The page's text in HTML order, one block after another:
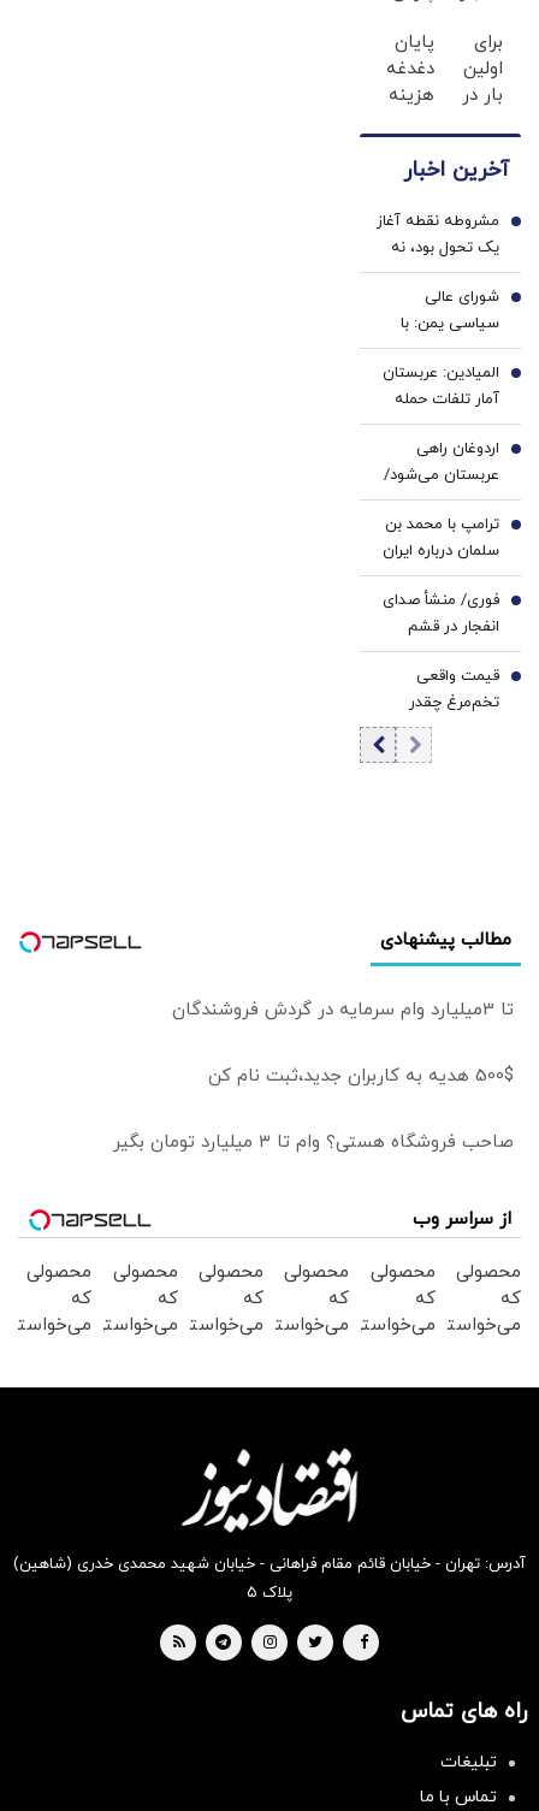
طلا |
بدون
ضامن
فروش
داری؟
اینجا
برای
اولین
بار در
این
کرم
ترمیم
کننده
23
روزه
ساخت!
پایان
دغدغه
هزینه
پزشکی
سفید
کننده
خانگی
آخرین اخبار
مشروطه نقطه آغاز
یک تحول بود، نه
پایان | تجربه
خواست تجدد با
عقل عقلایی |
مشروطه ایرانی
تقلید از غرب نبود
1
شورای عالی
سیاسی یمن: با
محاصره و تشدید
تنش، مقابله به
مثل می‌کنیم
2
المیادین: عربستان
آمار تلفات حمله
انصارالله را محرمانه
کرد
3
اردوغان راهی
عربستان می‌شود/
دیدار با محمد
بن‌سلمان در ریاض
4
ترامپ با محمد بن
سلمان درباره ایران
گفت‌وگو می‌کند/
جزئیات تماس
تلفنی
5
فوری/ منشأ صدای
انفجار در قشم
مشخص شد/ مقابه
با اهداف دشمن در
ورودی تنگه هرمز
6
قیمت واقعی
تخم‌مرغ چقدر
است؟/ مصرف
روزانه ۳ هزار و ۳۰۰
7
مطالب پیشنهادی
تا 3میلیارد وام سرمایه در گردش فروشندگان
500$ هدیه به کاربران جدید،ثبت نام کن
صاحب فروشگاه هستی؟ وام تا ۳ میلیارد تومان بگیر
از سراسر وب
محصولی
که
می‌خواستی
محصولی
که
می‌خواستی
محصولی
که
می‌خواستی
بخر !
محصولی
که
می‌خواستی
بخر !
محصولی
که
می‌خواستی
محصولی
که
می‌خواستی
آدرس: تهران - خیابان قائم مقام فراهانی - خیابان شهید محمدی خدری (شاهین)
پلاک ۵
راه های تماس
تبلیغات
تماس با ما